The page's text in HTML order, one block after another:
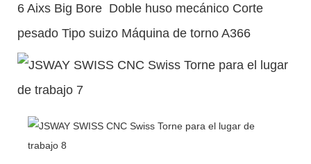
6 Aixs Big Bore Doble huso mecánico Corte
pesado Tipo suizo Máquina de torno A366